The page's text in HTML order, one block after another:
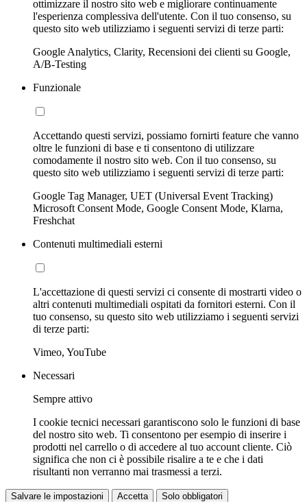
ottimizzare il nostro sito web e migliorare continuamente
l'esperienza complessiva dell'utente. Con il tuo consenso, su
questo sito web utilizziamo i seguenti servizi di terze parti:
Google Analytics, Clarity, Recensioni dei clienti su Google,
A/B-Testing
Funzionale
Accettando questi servizi, possiamo fornirti feature che vanno
oltre le funzioni di base e ti consentono di utilizzare
comodamente il nostro sito web. Con il tuo consenso, su
questo sito web utilizziamo i seguenti servizi di terze parti:
Google Tag Manager, UET (Universal Event Tracking)
Microsoft Consent Mode, Google Consent Mode, Klarna,
Freshchat
Contenuti multimediali esterni
L'accettazione di questi servizi ci consente di mostrarti video o
altri contenuti multimediali ospitati da fornitori esterni. Con il
tuo consenso, su questo sito web utilizziamo i seguenti servizi
di terze parti:
Vimeo, YouTube
Necessari
Sempre attivo
I cookie tecnici necessari garantiscono solo le funzioni di base
del nostro sito web. Ti consentono per esempio di inserire i
prodotti nel carrello o di accedere al tuo account cliente. Ciò
significa che non ci è possibile risalire a te e che i dati
risultanti non verranno mai trasmessi a terzi.
Salvare le impostazioni Accetta Solo obbligatori